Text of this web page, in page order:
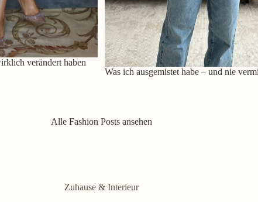
verändert haben
Was ich ausgemistet habe – und nie
Alle Fashion Posts ansehen
Zuhause & Interieur